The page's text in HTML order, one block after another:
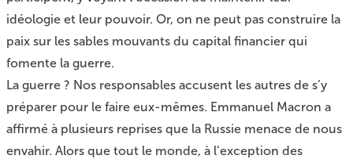
idéologie et leur pouvoir. Or, on ne peut pas construire la
paix sur les sables mouvants du capital financier qui
fomente la guerre.
La guerre ? Nos responsables accusent les autres de s’y
préparer pour le faire eux-mêmes. Emmanuel Macron a
affirmé à plusieurs reprises que la Russie menace de nous
envahir. Alors que tout le monde, à l’exception des